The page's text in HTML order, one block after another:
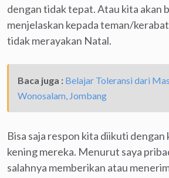
dengan tidak tepat. Atau kita akan
menjelaskan kepada teman/
tidak merayakan Natal.
Baca juga : Belajar Toleransi dari
Wonosalam, Jombang
Bisa saja respon kita diikuti dengan
kening mereka. Menurut saya
salahnya memberikan atau